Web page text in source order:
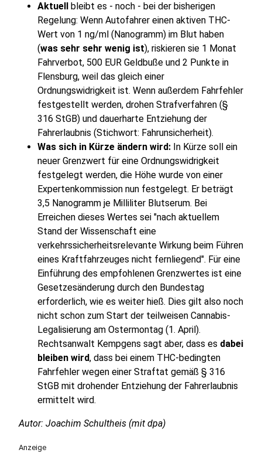
Aktuell bleibt es - noch - bei der bisherigen
Regelung: Wenn Autofahrer einen aktiven THC-
Wert von 1 ng/ml (Nanogramm) im Blut haben
(was sehr sehr wenig ist), riskieren sie 1 Monat
Fahrverbot, 500 EUR Geldbuße und 2 Punkte in
Flensburg, weil das gleich einer
Ordnungswidrigkeit ist. Wenn außerdem Fahrfehler
festgestellt werden, drohen Strafverfahren (§
316 StGB) und dauerharte Entziehung der
Fahrerlaubnis (Stichwort: Fahrunsicherheit).
Was sich in Kürze ändern wird: In Kürze soll ein
neuer Grenzwert für eine Ordnungswidrigkeit
festgelegt werden, die Höhe wurde von einer
Expertenkommission nun festgelegt. Er beträgt
3,5 Nanogramm je Milliliter Blutserum. Bei
Erreichen dieses Wertes sei "nach aktuellem
Stand der Wissenschaft eine
verkehrssicherheitsrelevante Wirkung beim Führen
eines Kraftfahrzeuges nicht fernliegend". Für eine
Einführung des empfohlenen Grenzwertes ist eine
Gesetzesänderung durch den Bundestag
erforderlich, wie es weiter hieß. Dies gilt also noch
nicht schon zum Start der teilweisen Cannabis-
Legalisierung am Ostermontag (1. April).
Rechtsanwalt Kempgens sagt aber, dass es dabei
bleiben wird, dass bei einem THC-bedingten
Fahrfehler wegen einer Straftat gemäß § 316
StGB mit drohender Entziehung der Fahrerlaubnis
ermittelt wird.
Autor: Joachim Schultheis (mit dpa)
Anzeige